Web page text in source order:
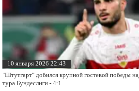
10 января 2026 22:43
"Штутгарт" добился крупной гостевой победы
тура Бундеслиги - 4:1.